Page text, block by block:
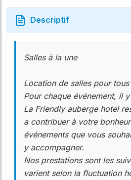
Descriptif
Salles à la une
Location de salles pour
Pour chaque événement, il
La Friendly auberge hotel
a contribuer à votre
événements que vous
y accompagner.
Nos prestations sont les
varient selon la fluctuation